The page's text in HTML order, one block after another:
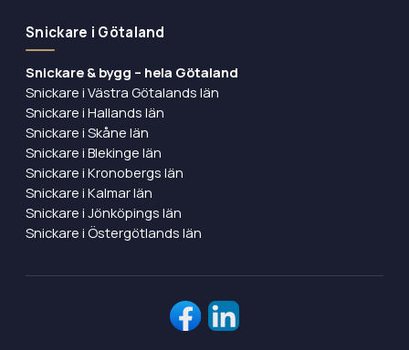
Snickare i Götaland
Snickare & bygg – hela Götaland
Snickare i Västra Götalands län
Snickare i Hallands län
Snickare i Skåne län
Snickare i Blekinge län
Snickare i Kronobergs län
Snickare i Kalmar län
Snickare i Jönköpings län
Snickare i Östergötlands län